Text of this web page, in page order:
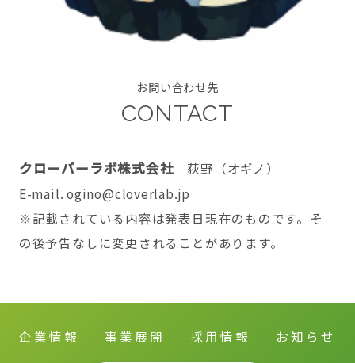
お問い合わせ先
CONTACT
クローバーラボ株式会社 荻野（オギノ）
E-mail. ogino@cloverlab.jp
※記載されている内容は発表日現在のものです。そ
の後予告なしに変更されることがあります。
企業情報 事業展開 採用情報 お知らせ